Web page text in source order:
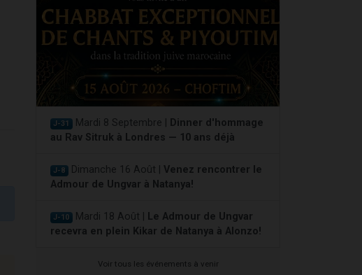
J-31 Mardi 8 Septembre |
Dinner d'hommage
au Rav Sitruk à Londres — 10 ans déjà
J-8 Dimanche 16 Août | Venez rencontrer le
Admour de Ungvar à Natanya!
J-10 Mardi 18 Août |
Le Admour de Ungvar
recevra en plein Kikar de Natanya à Alonzo!
Voir tous les événements à venir